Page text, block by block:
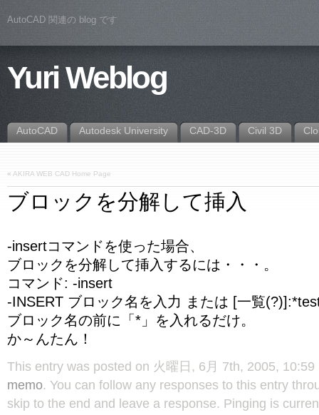
AutoCAD 関連の blog です
Yuri Weblog
AutoCAD Autodesk University CAD-3D Civil 3D
« AKIRA WEB CAD Home Page
ブロックを分解して挿入
-insertコマンドを使った場合、
ブロックを分解して挿入するには・・・。
コマンド: -insert
-INSERT ブロック名を入力 または [一覧
ブロック名の前に「*」を入れるだけ。
か～んたん！
This entry was posted on 火曜日, 6月 7th, 2005,
memo. You can follow any responses to this entry
skip to the end and leave a response. Pinging is